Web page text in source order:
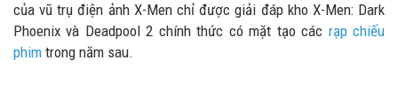
của vũ trụ điện ảnh X-Men chỉ được giải đáp kho X-Men: Dark
Phoenix và Deadpool 2 chính thức có mặt tạo các rạp chiếu
phim trong năm sau.